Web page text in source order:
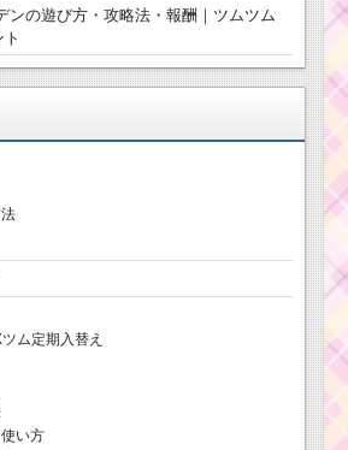
ンの遊び方・攻略法・報酬｜ツムツム
ム定期入替え
い方